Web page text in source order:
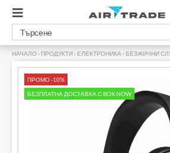
НАЧАЛО › ПРОДУКТИ › ЕЛЕКТРОНИКА › БЕЗЖИЧНИ
ПРОМО -10%
БЕЗПЛАТНА ДОСТАВКА С BOX NOW